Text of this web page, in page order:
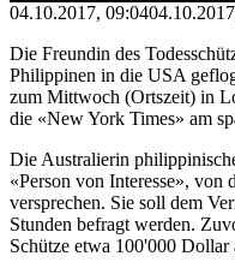
04.10.2017, 09:04
Die Freundin des
Philippinen in die USA
zum Mittwoch (Ortszeit) in
die «New York Times» am
Die Australierin
«Person von Interesse», von
versprechen. Sie soll dem
Stunden befragt werden.
Schütze etwa 100'000